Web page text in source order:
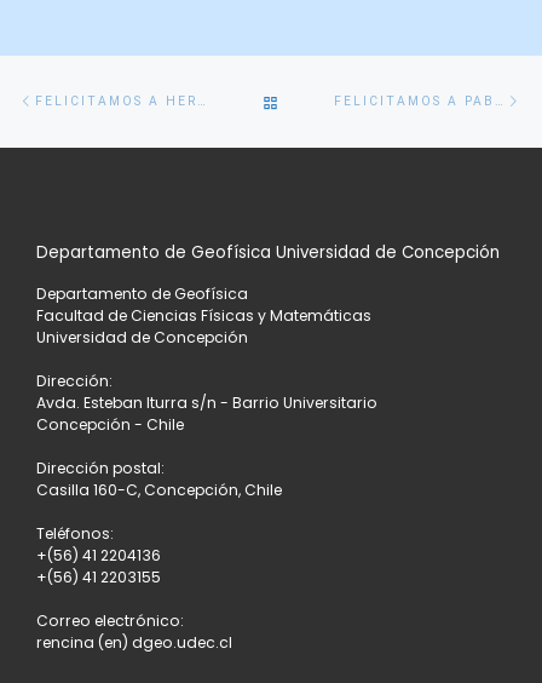
de
entradas
VOLVER
A
LISTA
Departamento de Geofísica Universidad de Concepción
Departamento de Geofísica
Facultad de Ciencias Físicas y Matemáticas
Universidad de Concepción
Dirección:
Avda. Esteban Iturra s/n - Barrio Universitario
Concepción - Chile
Dirección postal:
Casilla 160-C, Concepción, Chile
Teléfonos:
+(56) 41 2204136
+(56) 41 2203155
Correo electrónico:
rencina (en) dgeo.udec.cl